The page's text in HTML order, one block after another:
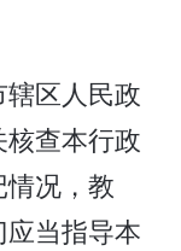
区人民政
查本行政
况，教
当指导本